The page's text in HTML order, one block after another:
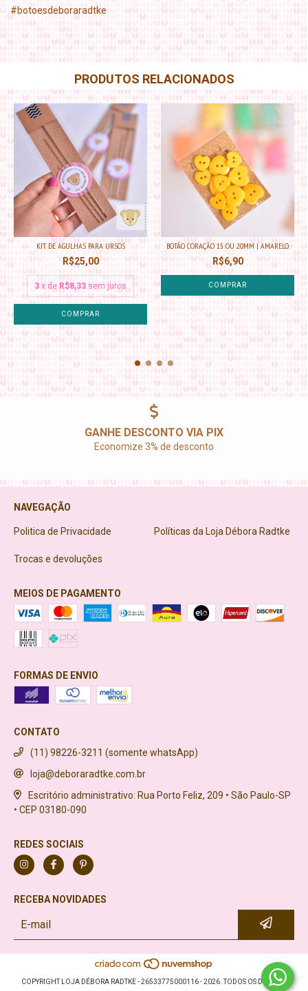
#botoesdeboraradtke
PRODUTOS RELACIONADOS
KIT DE AGULHAS PARA URSOS
R$25,00
3 x de R$8,33 sem juros
BOTÃO CORAÇÃO 15 OU 20MM | AMARELO
R$6,90
COMPRAR
GANHE DESCONTO VIA PIX
Economize 3% de desconto
NAVEGAÇÃO
Politica de Privacidade Políticas da Loja Débora Radtke
Trocas e devoluções
MEIOS DE PAGAMENTO
FORMAS DE ENVIO
CONTATO
(11) 98226-3211 (somente whatsApp)
loja@deboraradtke.com.br
Escritório administrativo: Rua Porto Feliz, 209 • São Paulo-SP
• CEP 03180-090
REDES SOCIAIS
RECEBA NOVIDADES
COPYRIGHT LOJA DÉBORA RADTKE - 26533775000116 - 2026. TODOS OS DIREITOS